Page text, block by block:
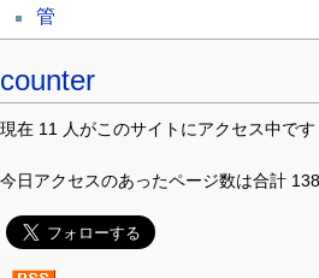
管
counter
現在 11 人がこのサイトにアクセス中です
今日アクセスのあったページ数は合計